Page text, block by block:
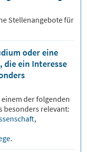
Stellenangebote für
oder eine
die ein Interesse
der folgenden
besonders relevant:
,
.